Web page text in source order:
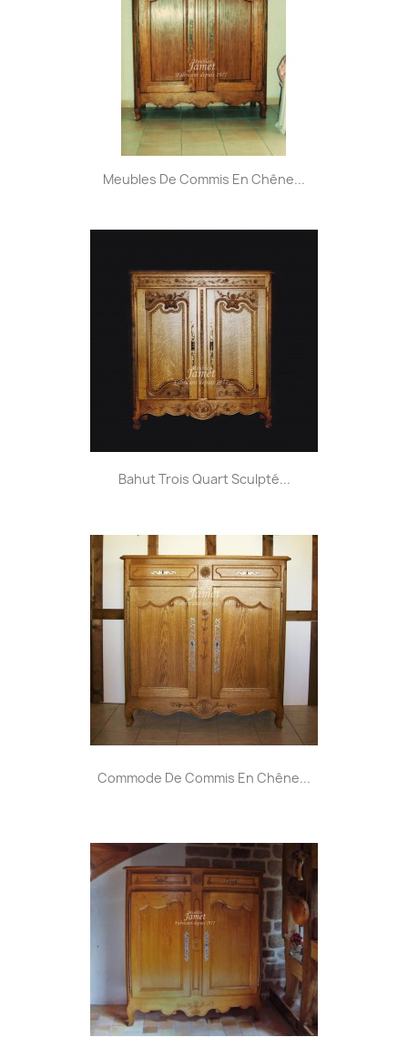
Meubles De Commis En Chêne...
Bahut Trois Quart Sculpté...
Commode De Commis En Chêne...